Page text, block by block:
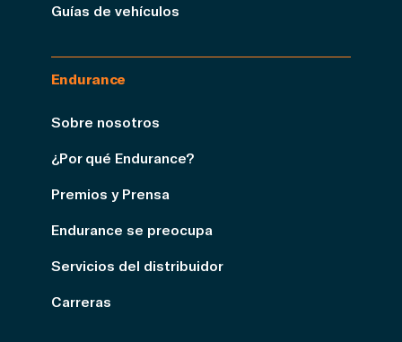
Guías de vehículos
Endurance
Sobre nosotros
¿Por qué Endurance?
Premios y Prensa
Endurance se preocupa
Servicios del distribuidor
Carreras